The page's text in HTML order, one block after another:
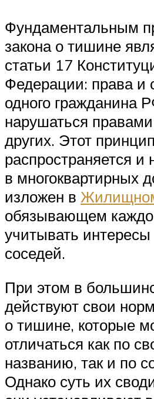
Фундаментальным
закона о тишине
статьи 17
Федерации: права и
одного гражданина
нарушаться
других. Этот принцип
распространяется
в многоквартирных
изложен в
обязывающем
учитывать
соседей.
При этом в
действуют свои
о тишине, которые
отличаться как по
названию, так и по
Однако суть их